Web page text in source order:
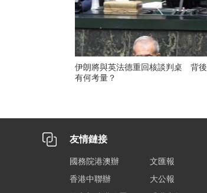
伊朗將與英法德重回核談判桌 背後
有何考量？
友情鏈接
國務院港澳辦
文匯報
香港中聯辦
大公報